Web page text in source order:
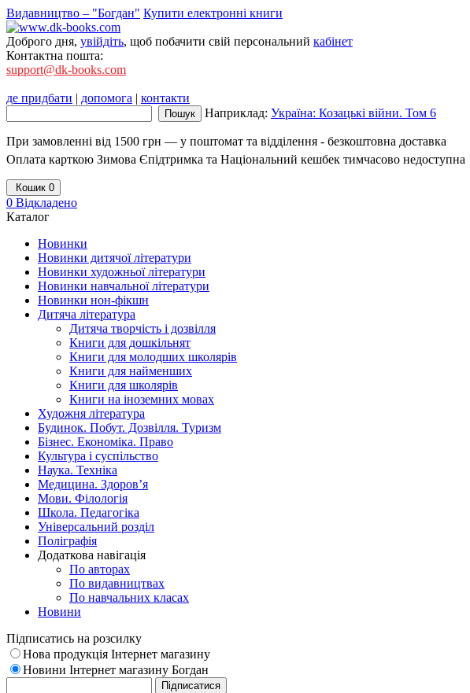
Видавництво – "Богдан" Купити електронні книги
Доброго дня, увійдіть, щоб побачити свій персональний кабінет
Контактна пошта:
support@dk-books.com
де придбати | допомога | контакти
Наприклад: Україна: Козацькі війни. Том 6
При замовленні від 1500 грн — у поштомат та відділення - безкоштовна доставка
Оплата карткою Зимова Єпідтримка та Національний кешбек тимчасово недоступна
Кошик 0
0 Відкладено
Каталог
Новинки
Новинки дитячої літератури
Новинки художньої літератури
Новинки навчальної літератури
Новинки нон-фікшн
Дитяча література
Дитяча творчість і дозвілля
Книги для дошкільнят
Книги для молодших школярів
Книги для найменших
Книги для школярів
Книги на іноземних мовах
Художня література
Будинок. Побут. Дозвілля. Туризм
Бізнес. Економіка. Право
Культура і суспільство
Наука. Техніка
Медицина. Здоров’я
Мови. Філологія
Школа. Педагогіка
Універсальний розділ
Поліграфія
Додаткова навігація
По авторах
По видавництвах
По навчальних класах
Новини
Підписатись на розсилку
Нова продукція Інтернет магазину
Новини Інтернет магазину Богдан